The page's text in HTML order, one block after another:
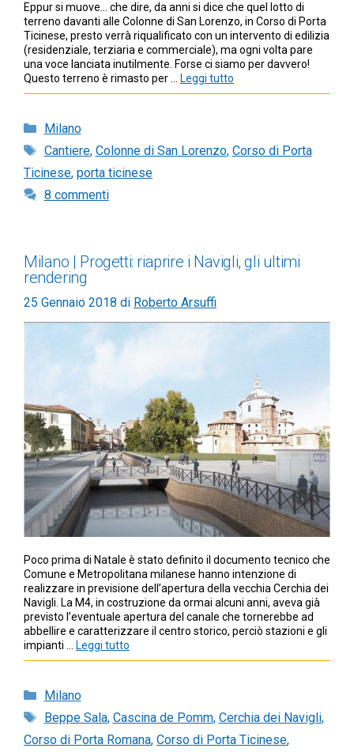
Eppur si muove… che dire, da anni si dice che quel lotto di
terreno davanti alle Colonne di San Lorenzo, in Corso di Porta
Ticinese, presto verrà riqualificato con un intervento di edilizia
(residenziale, terziaria e commerciale), ma ogni volta pare
una voce lanciata inutilmente. Forse ci siamo per davvero!
Questo terreno è rimasto per …
Leggi tutto
Categorie
Milano
Tag
Cantiere, Colonne di San Lorenzo, Corso di Porta
Ticinese, porta ticinese
8 commenti
Milano | Progetti: riaprire i Navigli, gli ultimi
rendering
25 Gennaio 2018 di Roberto Arsuffi
Poco prima di Natale è stato definito il documento tecnico che
Comune e Metropolitana milanese hanno intenzione di
realizzare in previsione dell’apertura della vecchia Cerchia dei
Navigli. La M4, in costruzione da ormai alcuni anni, aveva già
previsto l’eventuale apertura del canale che tornerebbe ad
abbellire e caratterizzare il centro storico, perciò stazioni e gli
impianti …
Leggi tutto
Categorie
Milano
Tag
Beppe Sala, Cascina de Pomm, Cerchia dei Navigli,
Corso di Porta Romana, Corso di Porta Ticinese,